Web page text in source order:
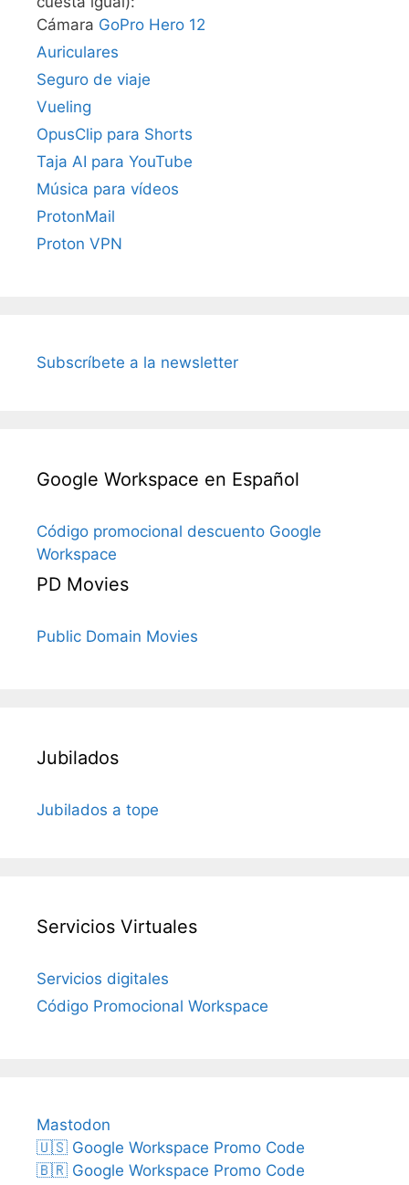
Cámara GoPro Hero 12
Auriculares
Seguro de viaje
Vueling
OpusClip para Shorts
Taja AI para YouTube
Música para vídeos
ProtonMail
Proton VPN
Subscríbete a la newsletter
Google Workspace en Español
Código promocional descuento Google
Workspace
PD Movies
Public Domain Movies
Jubilados
Jubilados a tope
Servicios Virtuales
Servicios digitales
Código Promocional Workspace
Mastodon
🇺🇸 Google Workspace Promo Code
🇧🇷 Google Workspace Promo Code